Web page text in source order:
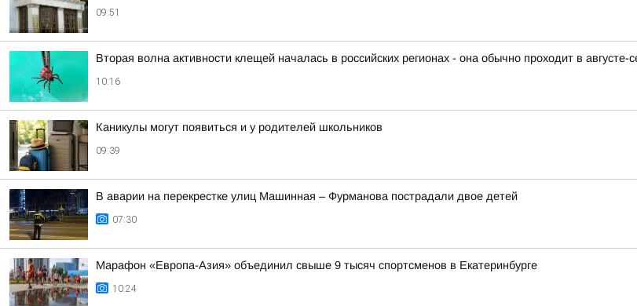
09:51
Вторая волна активности клещей началась в российских регионах - она обычно проходит в
10:16
Каникулы могут появиться и у родителей школьников
09:39
В аварии на перекрестке улиц Машинная – Фурманова пострадали двое детей
07:30
Марафон «Европа-Азия» объединил свыше 9 тысяч спортсменов в Екатеринбурге
10:24